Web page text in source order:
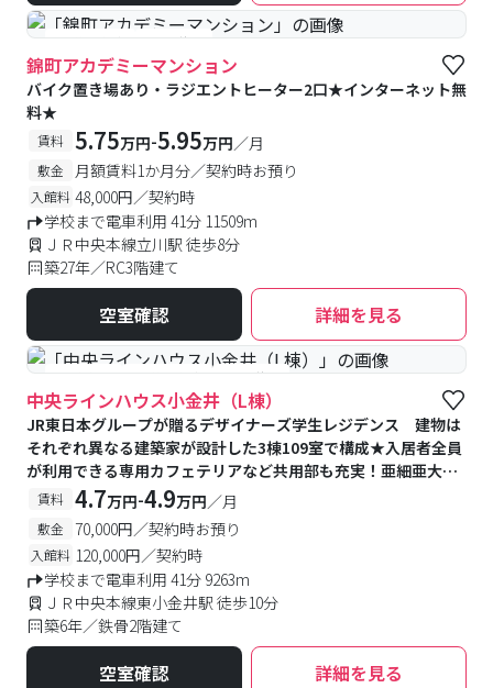
#予約受付中 #空室待ち
錦町アカデミーマンション
バイク置き場あり・ラジエントヒーター2口★インターネット無
料★
賃料 5.75万円-5.95万円／月
敷金 月額賃料1か月分／契約時お預り
入館料 48,000円／契約時
学校まで電車利用 41分 11509m
ＪＲ中央本線立川駅 徒歩8分
築27年／RC3階建て
空室確認 詳細を見る
#食事付き #予約受付中 #空室待ち
中央ラインハウス小金井（L棟）
JR東日本グループが贈るデザイナーズ学生レジデンス 建物は
それぞれ異なる建築家が設計した3棟109室で構成★入居者全員
が利用できる専用カフェテリアなど共用部も充実！亜細亜大学
提携寮
賃料 4.7万円-4.9万円／月
敷金 70,000円／契約時お預り
入館料 120,000円／契約時
学校まで電車利用 41分 9263m
ＪＲ中央本線東小金井駅 徒歩10分
築6年／鉄骨2階建て
空室確認 詳細を見る